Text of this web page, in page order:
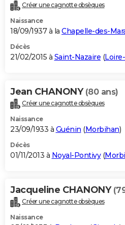
Créer une cagnotte obsèques
Naissance
18/09/1937 à la Chapelle-des-
Décès
21/02/2015 à Saint-Nazaire (
Jean CHANONY (80 ans)
Créer une cagnotte obsèques
Naissance
23/09/1933 à Guénin (Morbihan)
Décès
01/11/2013 à Noyal-Pontivy(
Jacqueline CHANONY
Créer une cagnotte obsèques
Naissance